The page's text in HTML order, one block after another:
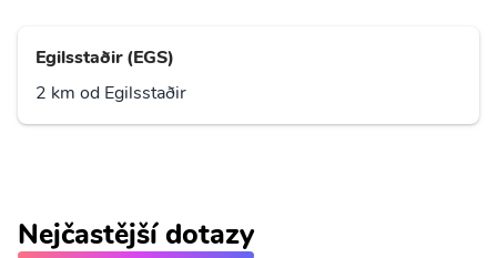
Egilsstaðir (EGS)
2 km od Egilsstaðir
Nejčastější dotazy